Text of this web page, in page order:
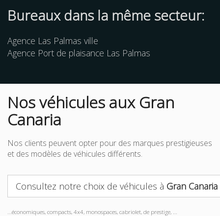
Bureaux dans la même secteur:
Agence Las Palmas ville
Agence Port de plaisance Las Palmas
Nos véhicules aux Gran
Canaria
Nos clients peuvent opter pour des marques prestigieuses
et des modèles de véhicules différents.
Consultez notre choix de véhicules à Gran Canaria
...économiques, compacts, 4x4, monospaces, cabriolet, de prestige, ...